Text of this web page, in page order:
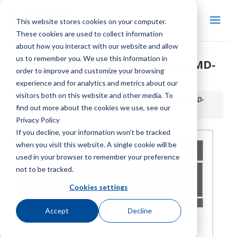
This website stores cookies on your computer.
These cookies are used to collect information
about how you interact with our website and allow
us to remember you. We use this information in
order to improve and customize your browsing
experience and for analytics and metrics about our
visitors both on this website and other media. To
find out more about the cookies we use, see our
Privacy Policy
If you decline, your information won’t be tracked
when you visit this website. A single cookie will be
used in your browser to remember your preference
not to be tracked.
Cookies settings
Accept Decline
Benutzerhandbuch für Marley MD-
Kühlturm
Startseite / Bibliothek /Benutzerhandbuch für Marley MD-
Kühlturm